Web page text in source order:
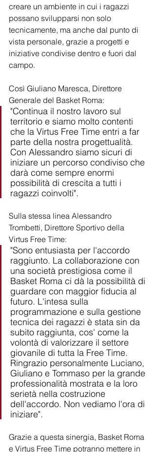
creare un ambiente in cui i ragazzi
possano svilupparsi non solo
tecnicamente, ma anche dal punto di
vista personale, grazie a progetti e
iniziative condivise dentro e fuori dal
campo.
Così Giuliano Maresca, Direttore
Generale del Basket Roma:
"Continua il nostro lavoro sul
territorio e siamo molto contenti
che la Virtus Free Time entri a far
parte della nostra progettualità.
Con Alessandro siamo sicuri di
iniziare un percorso condiviso che
darà come sempre enormi
possibilità di crescita a tutti i
ragazzi coinvolti".
Sulla stessa linea Alessandro
Trombetti, Direttore Sportivo della
Virtus Free Time:
"Sono entusiasta per l'accordo
raggiunto. La collaborazione con
una società prestigiosa come il
Basket Roma ci dà la possibilità di
guardare con maggior fiducia al
futuro. L'intesa sulla
programmazione e sulla gestione
tecnica dei ragazzi è stata sin da
subito raggiunta, cos' come la
volontà di valorizzare il settore
giovanile di tutta la Free Time.
Ringrazio personalmente Luciano,
Giuliano e Tommaso per la grande
professionalità mostrata e la loro
serietà nella costruzione
dell'accordo. Non vediamo l'ora di
iniziare".
Grazie a questa sinergia, Basket Roma
e Virtus Free Time potranno mettere in